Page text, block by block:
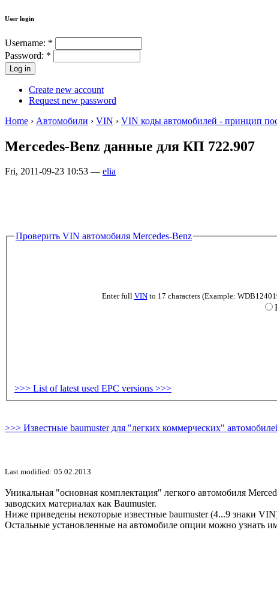
User login
Username: *
Password: *
Create new account
Request new password
Home › Автомобили › VIN › VIN коды автомобилей - принцип
Mercedes-Benz данные для КП 722.907
Fri, 2011-09-23 10:53 — elia
Проверить VIN автомобиля Mercedes-Benz
Enter full VINto 17 characters (Example:
>>> List of latest used EPC versions >>>
>>> Известные baumuster для "легких коммерческих"
Last modified: 05.02.2013
Уникальная "основная комплектация" легкого автомобиля
заводских материалах как Baumuster.
Ниже приведены некоторые известные baumuster (4...9 знаки
Остальные установленные на автомобиле опции можно узнать